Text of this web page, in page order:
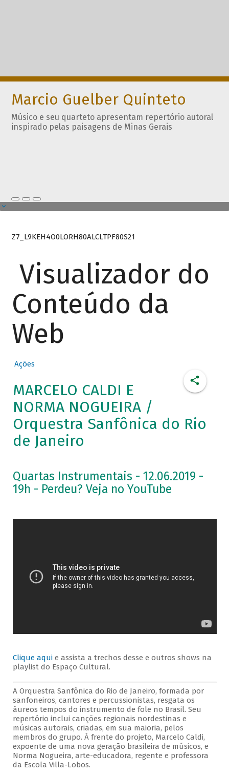
Marcio Guelber Quinteto
Músico e seu quarteto apresentam repertório autoral
inspirado pelas paisagens de Minas Gerais
Z7_L9KEH4O0LORH80ALCLTPF80S21
Visualizador do
Conteúdo da
Web
Ações
MARCELO CALDI E
NORMA NOGUEIRA /
Orquestra Sanfônica do Rio
de Janeiro
Quartas Instrumentais - 12.06.2019 -
19h - Perdeu? Veja no YouTube
Clique aquie assista a trechos desse e outros shows na
playlist do Espaço Cultural.
A Orquestra Sanfônica do Rio de Janeiro, formada por
sanfoneiros, cantores e percussionistas, resgata os
áureos tempos do instrumento de fole no Brasil. Seu
repertório inclui canções regionais nordestinas e
músicas autorais, criadas, em sua maioria, pelos
membros do grupo. À frente do projeto, Marcelo Caldi,
expoente de uma nova geração brasileira de músicos, e
Norma Nogueira, arte-educadora, regente e professora
da Escola Villa-Lobos.